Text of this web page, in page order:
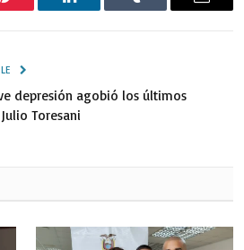
Pinterest LinkedIn Tumblr Email
depresión agobió los últimos
Toresani